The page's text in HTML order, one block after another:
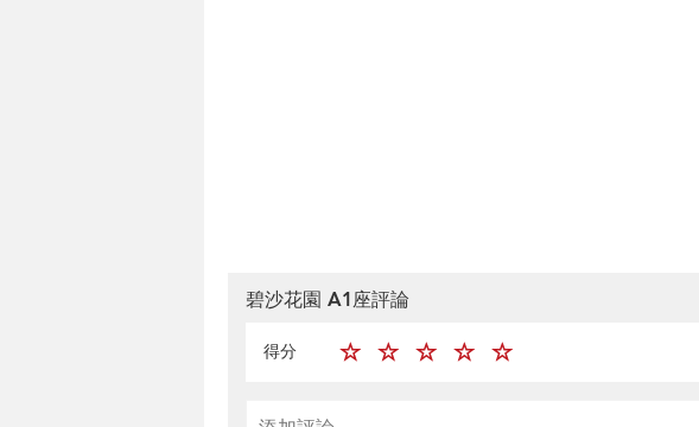
碧沙花園 A1座評論
得分